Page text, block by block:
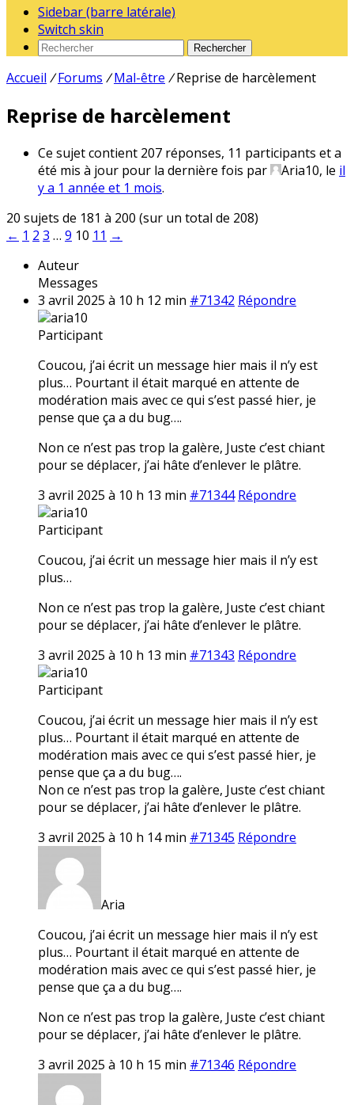
Sidebar (barre latérale)
Switch skin
Rechercher
Accueil / Forums / Mal-être / Reprise de harcèlement
Reprise de harcèlement
Ce sujet contient 207 réponses, 11 participants et a
été mis à jour pour la dernière fois par
Aria10, le il
y a 1 année et 1 mois.
20 sujets de 181 à 200 (sur un total de 208)
← 1 2 3 … 9 10 11 →
Auteur
Messages
3 avril 2025 à 10 h 12 min #71342 Répondre
aria10
Participant
Coucou, j’ai écrit un message hier mais il n’y est
plus… Pourtant il était marqué en attente de
modération mais avec ce qui s’est passé hier, je
pense que ça a du bug….
Non ce n’est pas trop la galère, Juste c’est chiant
pour se déplacer, j’ai hâte d’enlever le plâtre.
3 avril 2025 à 10 h 13 min #71344 Répondre
aria10
Participant
Coucou, j’ai écrit un message hier mais il n’y est
plus…
Non ce n’est pas trop la galère, Juste c’est chiant
pour se déplacer, j’ai hâte d’enlever le plâtre.
3 avril 2025 à 10 h 13 min #71343 Répondre
aria10
Participant
Coucou, j’ai écrit un message hier mais il n’y est
plus… Pourtant il était marqué en attente de
modération mais avec ce qui s’est passé hier, je
pense que ça a du bug….
Non ce n’est pas trop la galère, Juste c’est chiant
pour se déplacer, j’ai hâte d’enlever le plâtre.
3 avril 2025 à 10 h 14 min #71345 Répondre
Aria
Coucou, j’ai écrit un message hier mais il n’y est
plus… Pourtant il était marqué en attente de
modération mais avec ce qui s’est passé hier, je
pense que ça a du bug….
Non ce n’est pas trop la galère, Juste c’est chiant
pour se déplacer, j’ai hâte d’enlever le plâtre.
3 avril 2025 à 10 h 15 min #71346 Répondre